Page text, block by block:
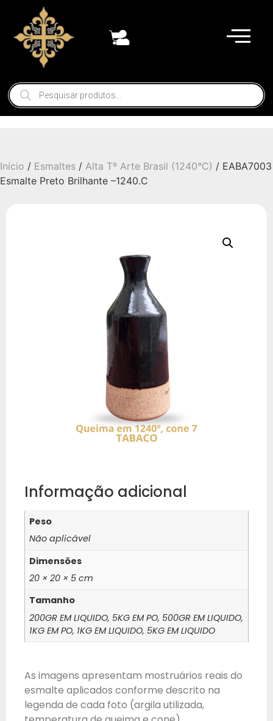
Início / Esmaltes / Alta Tº Arte Brasil (1240°C) / EABA7003
Esmalte Preto Brilhante –1240.C
Informação adicional
Peso
Não aplicável
Dimensões
20 × 20 × 5 cm
Tamanho
200GR EM LIQUIDO, 5KG EM PO, 500GR EM LIQUIDO,
1KG EM PO, 1KG EM LIQUIDO, 5KG EM LIQUIDO
As imagens apresentam mostruários reais do
esmalte aplicados conforme descrito na
legenda de cada foto (argila utilizada,